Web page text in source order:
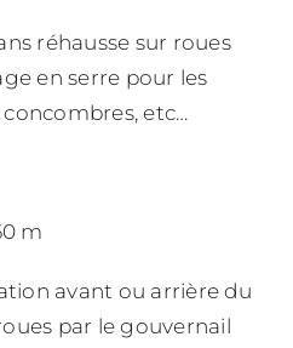
réhausse sur roues
en serre pour les
etc…
m
avant ou arrière du
par le gouvernail